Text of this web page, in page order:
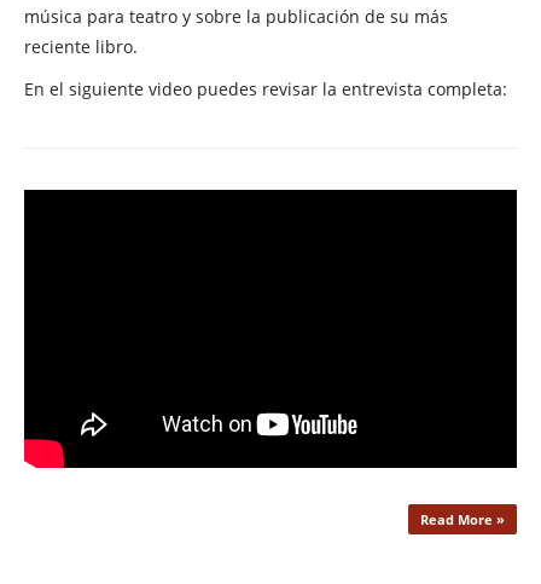
música para teatro y sobre la publicación de su más
reciente libro.
En el siguiente video puedes revisar la entrevista completa:
Read More »